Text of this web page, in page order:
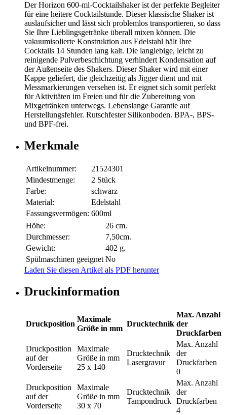
Der Horizon 600-ml-Cocktailshaker ist der perfekte Begleiter
für eine heitere Cocktailstunde. Dieser klassische Shaker ist
auslaufsicher und lässt sich problemlos transportieren, so dass
Sie Ihre Lieblingsgetränke überall mixen können. Die
vakuumisolierte Konstruktion aus Edelstahl hält Ihre
Cocktails 14 Stunden lang kalt. Die langlebige, leicht zu
reinigende Pulverbeschichtung verhindert Kondensation auf
der Außenseite des Shakers. Dieser Shaker wird mit einer
Kappe geliefert, die gleichzeitig als Jigger dient und mit
Messmarkierungen versehen ist. Er eignet sich somit perfekt
für Aktivitäten im Freien und für die Zubereitung von
Mixgetränken unterwegs. Lebenslange Garantie auf
Herstellungsfehler. Rutschfester Silikonboden. BPA-, BPS-
und BPF-frei.
Merkmale
Artikelnummer:
21524301
Mindestmenge:
2 Stück
Farbe:
schwarz
Material:
Edelstahl
Fassungsvermögen: 600ml
Höhe:
26 cm.
Durchmesser:
7,50cm.
Gewicht:
402 g.
Spülmaschinen geeignet No
Laden Sie diesen Artikel als PDF herunter
Druckinformation
Druckposition
Maximale
Größe in mm
Drucktechnik
Max. Anzahl
der
Druckfarben
Druckposition
auf der
Vorderseite
Maximale
Größe in mm
25 x 140
Drucktechnik
Lasergravur
Max. Anzahl
der
Druckfarben
0
Druckposition
auf der
Vorderseite
Maximale
Größe in mm
30 x 70
Drucktechnik
Tampondruck
Max. Anzahl
der
Druckfarben
4